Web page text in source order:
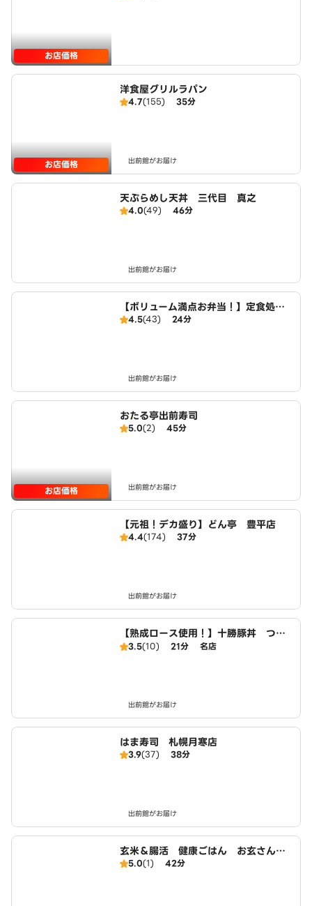
お店価格
お店価格
洋食屋グリルラパン
4.7(155) 35分
出前館がお届け
天ぷらめし天丼 三代目 真之
4.0(49) 46分
出前館がお届け
【ボリューム満点お弁当！】定食処は
るき 平岸店
4.5(43) 24分
出前館がお届け
お店価格
おたる亭出前寿司
5.0(2) 45分
出前館がお届け
【元祖！デカ盛り】どん亭 豊平店
4.4(174) 37分
出前館がお届け
【熟成ロース使用！】十勝豚丼 つば
き 平岸店
3.5(10) 21分 名店
出前館がお届け
はま寿司 札幌月寒店
3.9(37) 38分
出前館がお届け
玄米＆腸活 健康ごはん お玄さんの
ねばとろ丼 札幌白石店
5.0(1) 42分